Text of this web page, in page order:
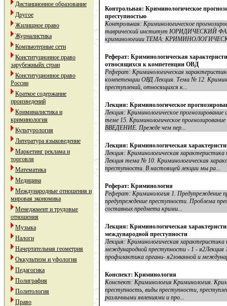
Дистанционное образование
Другое
Жилищное право
Журналистика
Компьютерные сети
Конституционное право
зарубежныйх стран
Конституционное право
России
Краткое содержание
произведений
Криминалистика и
криминология
Культурология
Литература языковедение
Маркетинг реклама и
торговля
Математика
Медицина
Международные отношения и
мировая экономика
Менеджмент и трудовые
отношения
Музыка
Налоги
Начертательная геометрия
Оккультизм и уфология
Педагогика
Полиграфия
Политология
Право
Контрольная: Криминологическое
преступностью
Контрольная: Криминологическое
таврический институт ЮРИДИЧЕСКИЙ
криминологиии ТЕМА:
Реферат: Криминологическая
относящихся к компетенции ОВД
Реферат: Криминологическая
компетенции ОВД Лекция. Тема № 12.
преступлений, относящихся к...
Лекция: Криминологическое
Лекция: Криминологическое
теме 15. Криминологическое
ВВЕДЕНИЕ. Прежде чем пер...
Лекция: Криминологическая
Лекция: Криминологическая
Лекция тема № 10. Криминологическая
преступности. В настоящей лекции мы ра...
Реферат: Криминология
Реферат: Криминология 1. Предупреждение
предупреждение преступности. Проблема
составных предмета крими...
Лекция: Криминологическая
международной преступности
Лекция: Криминологическая
международной преступности - 1 - я2Лекция
профилактика органи- я2зованной и
Конспект: Криминология
Конспект: Криминология Криминология.
преступность, виды преступности,
различными явлениями и про...